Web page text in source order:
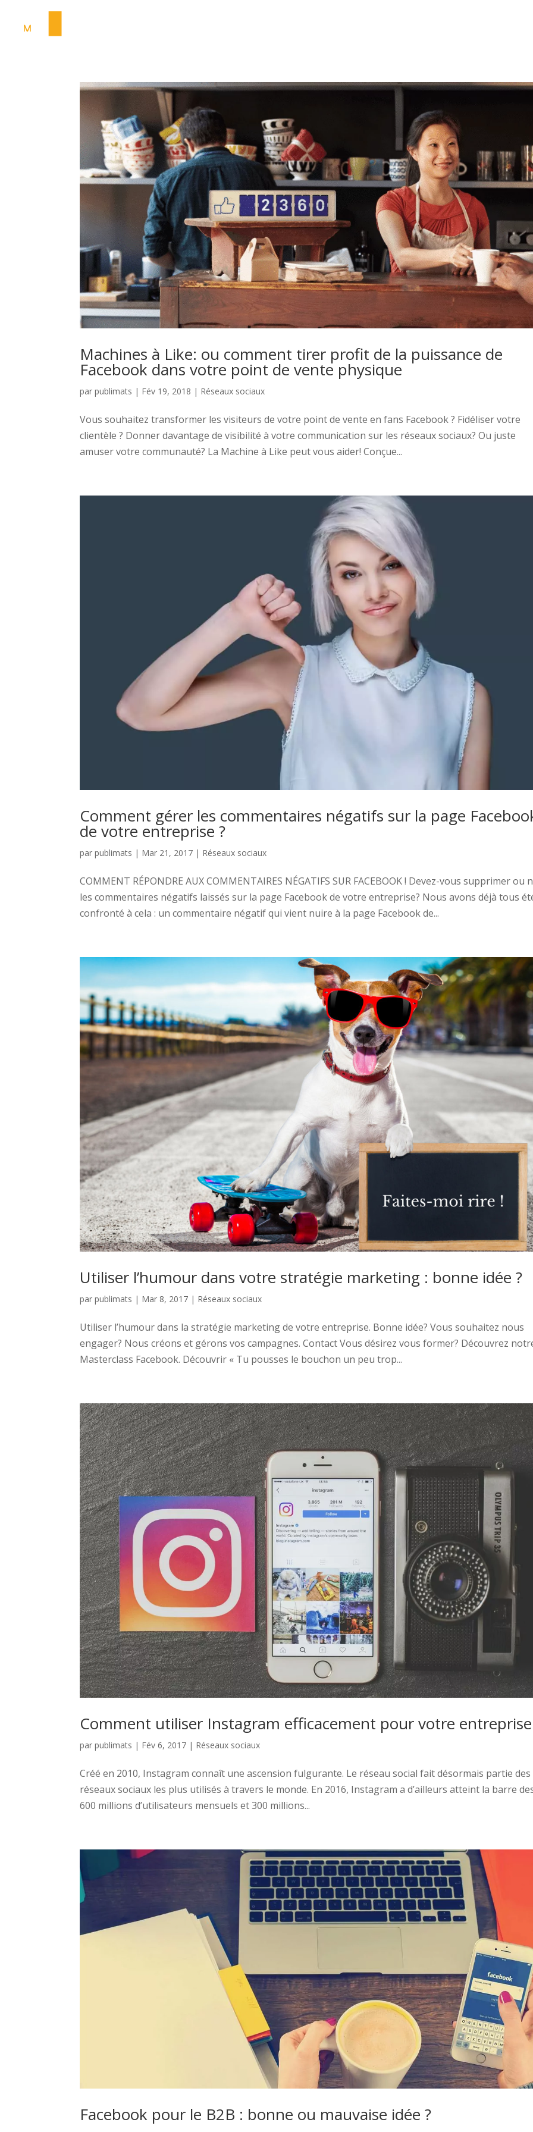
Machines à Like: ou comment tirer profit de la puissance de
Facebook dans votre point de vente physique
parpublimats | Fév 19, 2018 | Réseaux sociaux
Vous souhaitez transformer les visiteurs de votre point de vente en fans Facebook ? Fidéliser votre
clientèle ? Donner davantage de visibilité à votre communication sur les réseaux sociaux? Ou juste
amuser votre communauté? La Machine à Like peut vous aider! Conçue...
Comment gérer les commentaires négatifs sur la page
de votre entreprise ?
parpublimats | Mar 21, 2017 | Réseaux sociaux
COMMENT RÉPONDRE AUX COMMENTAIRES NÉGATIFS SUR FACEBOOK ! Devez-vous supprimer ou
les commentaires négatifs laissés sur la page Facebook de votre entreprise? Nous avons déjà tous
confronté à cela : un commentaire négatif qui vient nuire à la page Facebook de...
Utiliser l’humour dans votre stratégie marketing : bonne idée ?
parpublimats | Mar 8, 2017 | Réseaux sociaux
Utiliser l’humour dans la stratégie marketing de votre entreprise. Bonne idée? Vous souhaitez nous
engager? Nous créons et gérons vos campagnes. Contact Vous désirez vous former? Découvrez
Masterclass Facebook. Découvrir « Tu pousses le bouchon un peu trop...
Comment utiliser Instagram efficacement pour votre entreprise
parpublimats | Fév 6, 2017 | Réseaux sociaux
Créé en 2010, Instagram connaît une ascension fulgurante. Le réseau social fait désormais partie des
réseaux sociaux les plus utilisés à travers le monde. En 2016, Instagram a d’ailleurs atteint la barre
600 millions d’utilisateurs mensuels et 300 millions...
Facebook pour le B2B : bonne ou mauvaise idée ?